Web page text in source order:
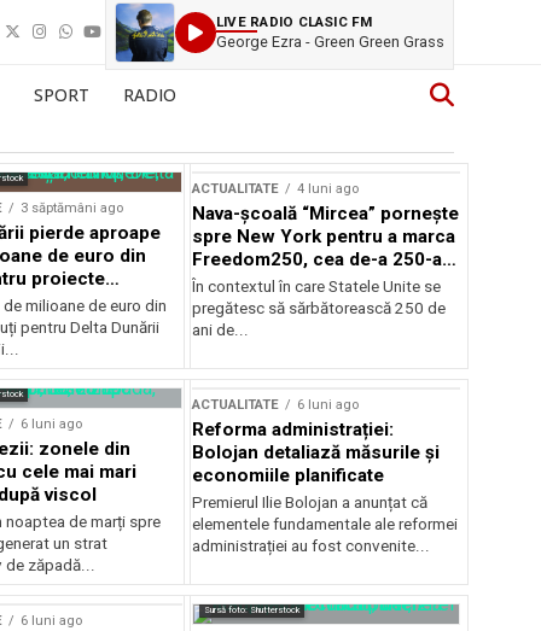
LIVE RADIO CLASIC FM
George Ezra - Green Green Grass
SPORT RADIO
3 săptămâni ago
pierde aproape
de euro din
proiecte
milioane de euro din
pentru Delta Dunării
ACTUALITATE 4 luni ago
Nava-școală “Mircea” pornește
spre New York pentru a marca
Freedom250, cea de-a 250-a
aniversare a Statelor Unite
În contextul în care Statele Unite se
pregătesc să sărbătorească 250 de
ani de...
6 luni ago
zonele din
cele mai mari
viscol
noaptea de marți spre
un strat
zăpadă...
ACTUALITATE 6 luni ago
Reforma administrației:
Bolojan detaliază măsurile și
economiile planificate
Premierul Ilie Bolojan a anunțat că
elementele fundamentale ale reformei
administrației au fost convenite...
6 luni ago
Sursă foto: Shutterstock